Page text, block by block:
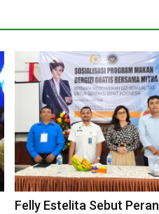
Felly Estelita Sebut Peran